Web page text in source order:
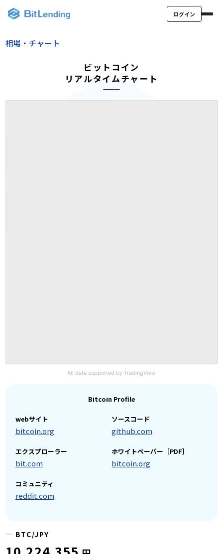
ログイン
相場・チャート
ビットコイン
リアルタイムチャート
All data supported by TradingView
BTC/JPY
Bitcoin Profile
webサイト
bitcoin.org
ソースコード
github.com
エクスプローラー
bit.com
ホワイトペーパー［PDF］
bitcoin.org
コミュニティ
reddit.com